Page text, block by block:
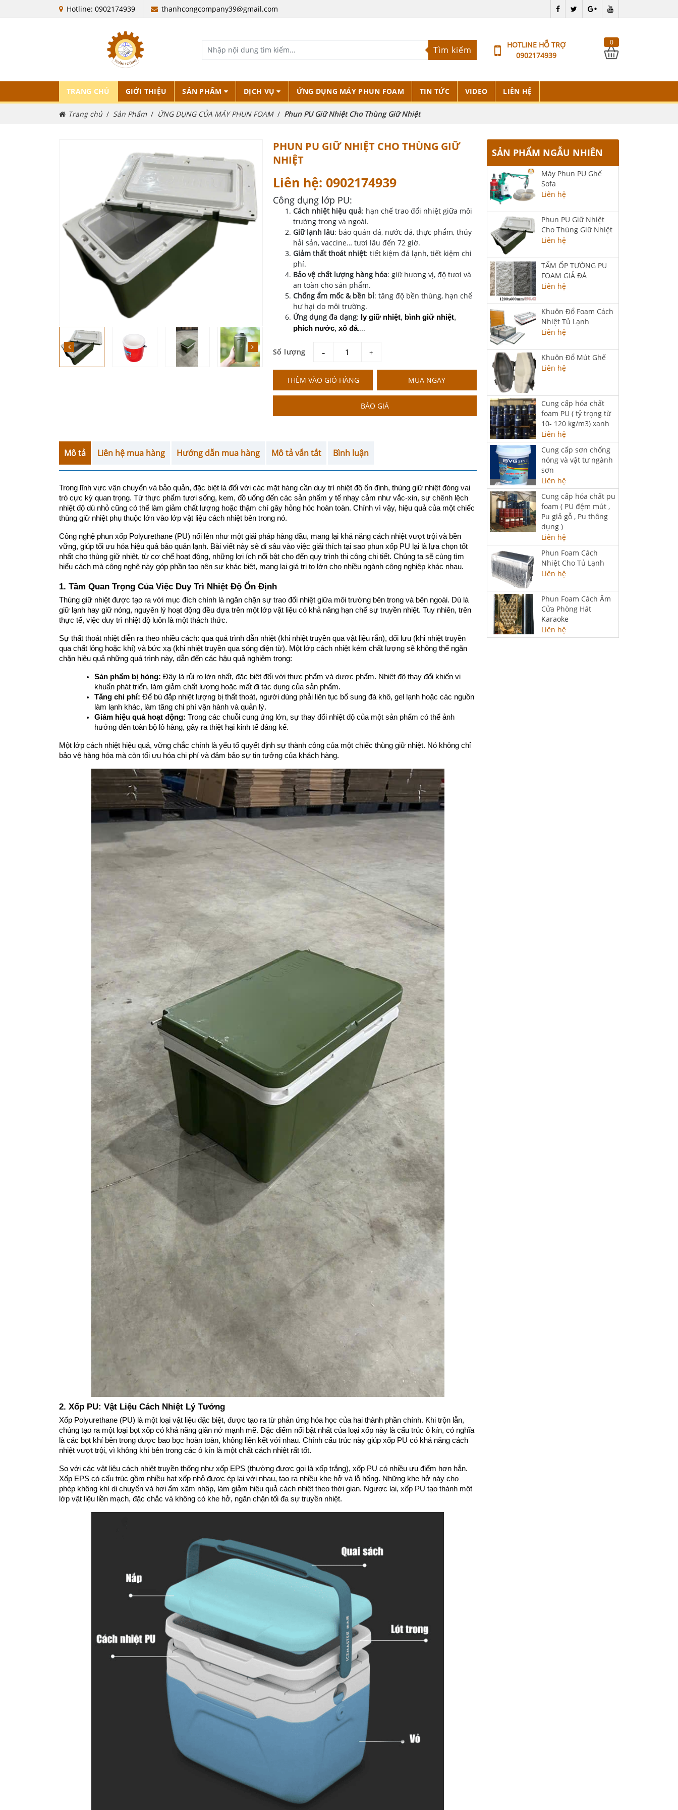
Hotline: 0902174939 thanhcongcompany39@gmail.com
Tìm kiếm
HOTLINE HỖ TRỢ
0902174939
0
TRANG CHỦ GIỚI THIỆU SẢN PHẨM DỊCH VỤ ỨNG DỤNG MÁY PHUN FOAM TIN TỨC VIDEO LIÊN HỆ
Trang chủ Sản Phẩm ỨNG DỤNG CỦA MÁY PHUN FOAM Phun PU Giữ Nhiệt Cho Thùng Giữ Nhiệt
PHUN PU GIỮ NHIỆT CHO THÙNG GIỮ
NHIỆT
Liên hệ: 0902174939
Công dụng lớp PU:
Cách nhiệt hiệu quả: hạn chế trao đổi nhiệt giữa môi
trường trong và ngoài.
Giữ lạnh lâu: bảo quản đá, nước đá, thực phẩm, thủy
hải sản, vaccine… tươi lâu đến 72 giờ.
Giảm thất thoát nhiệt: tiết kiệm đá lạnh, tiết kiệm chi
phí.
Bảo vệ chất lượng hàng hóa: giữ hương vị, độ tươi và
an toàn cho sản phẩm.
Chống ẩm mốc & bền bỉ: tăng độ bền thùng, hạn chế
hư hại do môi trường.
Ứng dụng đa dạng: ly giữ nhiệt, bình giữ nhiệt
phích nước, xô đá,...
Số lượng giam tang
THÊM VÀO GIỎ HÀNG MUA NGAY
BÁO GIÁ
Mô tả Liên hệ mua hàng Hướng dẫn mua hàng Mô tả vắn tắt Bình luận
Trong lĩnh vực vận chuyển và bảo quản, đặc biệt là đối với các mặt hàng cần duy trì nhiệt độ ổn định, thùng giữ nhiệt đóng vai
trò cực kỳ quan trọng. Từ thực phẩm tươi sống, kem, đồ uống đến các sản phẩm y tế nhạy cảm như vắc-xin, sự chênh lệch
nhiệt độ dù nhỏ cũng có thể làm giảm chất lượng hoặc thậm chí gây hỏng hóc hoàn toàn. Chính vì vậy, hiệu quả của một chiếc
thùng giữ nhiệt phụ thuộc lớn vào lớp vật liệu cách nhiệt bên trong nó.
Công nghệ phun xốp Polyurethane (PU) nổi lên như một giải pháp hàng đầu, mang lại khả năng cách nhiệt vượt trội và bền
vững, giúp tối ưu hóa hiệu quả bảo quản lạnh. Bài viết này sẽ đi sâu vào việc giải thích tại sao phun xốp PU lại là lựa chọn tốt
nhất cho thùng giữ nhiệt, từ cơ chế hoạt động, những lợi ích nổi bật cho đến quy trình thi công chi tiết. Chúng ta sẽ cùng tìm
hiểu cách mà công nghệ này góp phần tạo nên sự khác biệt, mang lại giá trị to lớn cho nhiều ngành công nghiệp khác nhau.
1. Tầm Quan Trọng Của Việc Duy Trì Nhiệt Độ Ổn Định
Thùng giữ nhiệt được tạo ra với mục đích chính là ngăn chặn sự trao đổi nhiệt giữa môi trường bên trong và bên ngoài. Dù là
giữ lạnh hay giữ nóng, nguyên lý hoạt động đều dựa trên một lớp vật liệu có khả năng hạn chế sự truyền nhiệt. Tuy nhiên, trên
thực tế, việc duy trì nhiệt độ luôn là một thách thức.
Sự thất thoát nhiệt diễn ra theo nhiều cách: qua quá trình dẫn nhiệt (khi nhiệt truyền qua vật liệu rắn), đối lưu (khi nhiệt truyền
qua chất lỏng hoặc khí) và bức xạ (khi nhiệt truyền qua sóng điện từ). Một lớp cách nhiệt kém chất lượng sẽ không thể ngăn
chặn hiệu quả những quá trình này, dẫn đến các hậu quả nghiêm trọng:
Sản phẩm bị hỏng: Đây là rủi ro lớn nhất, đặc biệt đối với thực phẩm và dược phẩm. Nhiệt độ thay đổi khiến vi
khuẩn phát triển, làm giảm chất lượng hoặc mất đi tác dụng của sản phẩm.
Tăng chi phí: Để bù đắp nhiệt lượng bị thất thoát, người dùng phải liên tục bổ sung đá khô, gel lạnh hoặc các nguồn
làm lạnh khác, làm tăng chi phí vận hành và quản lý.
Giảm hiệu quả hoạt động: Trong các chuỗi cung ứng lớn, sự thay đổi nhiệt độ của một sản phẩm có thể ảnh
hưởng đến toàn bộ lô hàng, gây ra thiệt hại kinh tế đáng kể.
Một lớp cách nhiệt hiệu quả, vững chắc chính là yếu tố quyết định sự thành công của một chiếc thùng giữ nhiệt. Nó không chỉ
bảo vệ hàng hóa mà còn tối ưu hóa chi phí và đảm bảo sự tin tưởng của khách hàng.
2. Xốp PU: Vật Liệu Cách Nhiệt Lý Tưởng
Xốp Polyurethane (PU) là một loại vật liệu đặc biệt, được tạo ra từ phản ứng hóa học của hai thành phần chính. Khi trộn lẫn,
chúng tạo ra một loại bọt xốp có khả năng giãn nở mạnh mẽ. Đặc điểm nổi bật nhất của loại xốp này là cấu trúc ô kín, có nghĩa
là các bọt khí bên trong được bao bọc hoàn toàn, không liên kết với nhau. Chính cấu trúc này giúp xốp PU có khả năng cách
nhiệt vượt trội, vì không khí bên trong các ô kín là một chất cách nhiệt rất tốt.
So với các vật liệu cách nhiệt truyền thống như xốp EPS (thường được gọi là xốp trắng), xốp PU có nhiều ưu điểm hơn hẳn.
Xốp EPS có cấu trúc gồm nhiều hạt xốp nhỏ được ép lại với nhau, tạo ra nhiều khe hở và lỗ hổng. Những khe hở này cho
phép không khí di chuyển và hơi ẩm xâm nhập, làm giảm hiệu quả cách nhiệt theo thời gian. Ngược lại, xốp PU tạo thành một
lớp vật liệu liền mạch, đặc chắc và không có khe hở, ngăn chặn tối đa sự truyền nhiệt.
SẢN PHẨM NGẪU NHIÊN
Máy Phun PU Ghế
Sofa
Liên hệ
Phun PU Giữ Nhiệt
Cho Thùng Giữ Nhiệt
Liên hệ
TẤM ỐP TƯỜNG PU
FOAM GIẢ ĐÁ
Liên hệ
Khuôn Đổ Foam Cách
Nhiệt Tủ Lạnh
Liên hệ
Khuôn Đổ Mút Ghế
Liên hệ
Cung cấp hóa chất
foam PU ( tỷ trọng từ
10- 120 kg/m3) xanh
Liên hệ
Cung cấp sơn chống
nóng và vật tư ngành
sơn
Liên hệ
Cung cấp hóa chất pu
foam ( PU đệm mút ,
Pu giả gỗ , Pu thông
dụng )
Liên hệ
Phun Foam Cách
Nhiệt Cho Tủ Lạnh
Liên hệ
Phun Foam Cách Âm
Cửa Phòng Hát
Karaoke
Liên hệ